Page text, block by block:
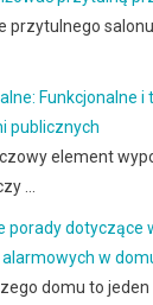
przytulnego
Funkcjonalne
publicznych
element
…
porady dotyczące
w
domu to